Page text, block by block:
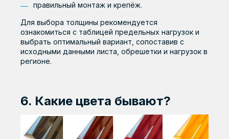
правильный монтаж и крепёж.
Для выбора толщины рекомендуется
ознакомиться с таблицей предельных нагрузок и
выбрать оптимальный вариант, сопоставив с
исходными данными листа, обрешетки и нагрузок в
регионе.
6. Какие цвета бывают?